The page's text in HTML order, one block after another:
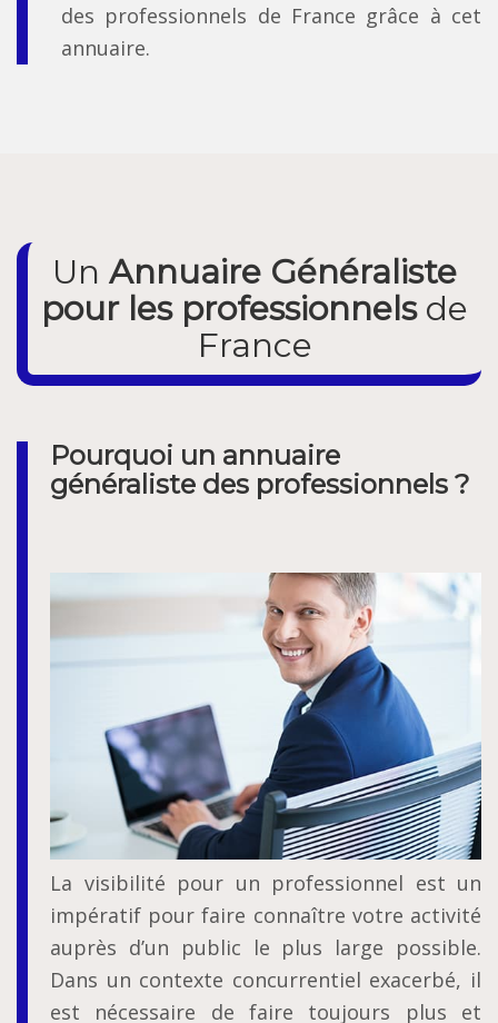
des professionnels de France grâce à cet
annuaire.
Un Annuaire Généraliste
pour les professionnelsde
France
Pourquoi un annuaire
généraliste des professionnels ?
La visibilité pour un professionnel est un
impératif pour faire connaître votre activité
auprès d’un public le plus large possible.
Dans un contexte concurrentiel exacerbé, il
est nécessaire de faire toujours plus et